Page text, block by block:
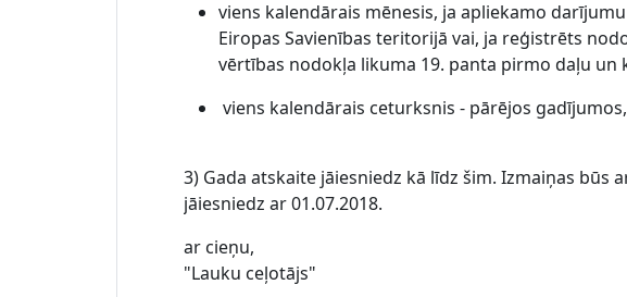
viens kalendārais mēnesis, ja apliekamo
Eiropas Savienības teritorijā vai, ja reģistrēts
vērtības nodokļa likuma 19. panta pirmo daļu un
viens kalendārais ceturksnis - pārējos
3) Gada atskaite jāiesniedz kā līdz šim. Izmaiņas būs
jāiesniedz ar 01.07.2018.
ar cieņu,
"Lauku ceļotājs"